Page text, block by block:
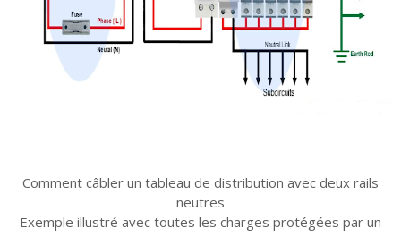
Comment câbler un tableau de distribution avec deux rails
neutres
Exemple illustré avec toutes les charges protégées par un